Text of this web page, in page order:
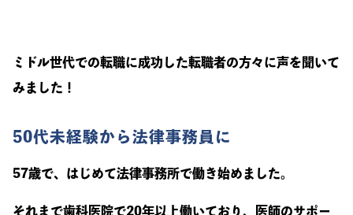
ミドル世代での転職に成功した転職者の方々に声を聞いて
みました！
50代未経験から法律事務員に
57歳で、はじめて法律事務所で働き始めました。
それまで歯科医院で20年以上働いており、医師のサポー